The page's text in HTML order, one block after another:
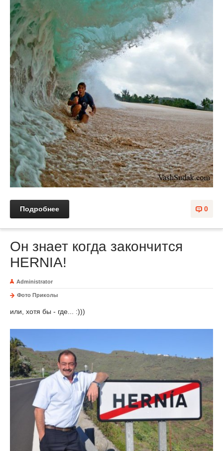
0
Подробнее
Он знает когда закончится
HERNIA!
Administrator
Фото Приколы
или, хотя бы - где... :)))